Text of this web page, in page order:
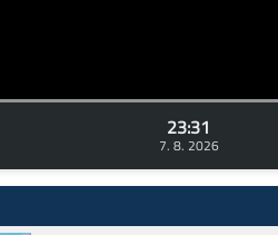
23:31
7. 8. 2026